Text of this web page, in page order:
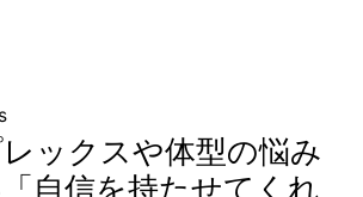
ックスや体型の悩み
自信を持たせてくれ